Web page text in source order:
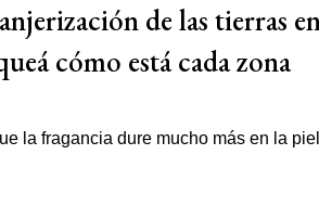
de las tierras
cómo está cada zona